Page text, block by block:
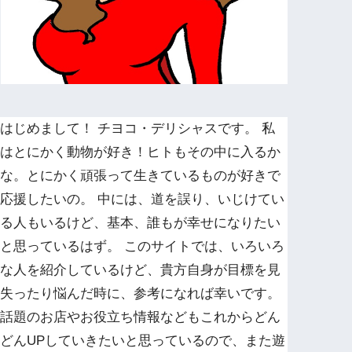
はじめまして！ チヨコ・デリシャスです。 私
はとにかく動物が好き！ヒトもその中に入るか
な。とにかく頑張って生きているものが好きで
応援したいの。 中には、道を誤り、いじけてい
る人もいるけど、基本、誰もが幸せになりたい
と思っているはず。 このサイトでは、いろいろ
な人を紹介しているけど、貴方自身が目標を見
失ったり悩んだ時に、参考になれば幸いです。
話題のお店やお役立ち情報などもこれからどん
どんUPしていきたいと思っているので、また遊